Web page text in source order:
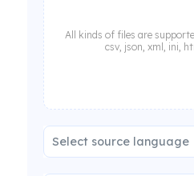
All kinds of files are
csv, json, xml, ini,
Select source language